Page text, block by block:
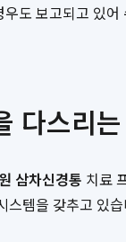
도 보고되고 있
다스리
삼차신경통 치료
템을 갖추고 있